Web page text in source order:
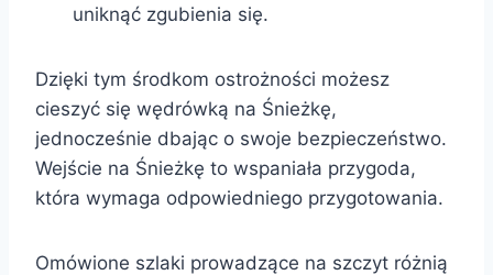
uniknąć zgubienia się.
Dzięki tym środkom ostrożności możesz
cieszyć się wędrówką na Śnieżkę,
jednocześnie dbając o swoje bezpieczeństwo.
Wejście na Śnieżkę to wspaniała przygoda,
która wymaga odpowiedniego przygotowania.
Omówione szlaki prowadzące na szczyt różnią